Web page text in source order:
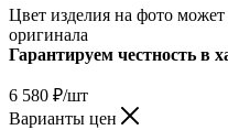
Цвет изделия на фото может
оригинала
Гарантируем честность в
6 580 ₽/шт
Варианты цен